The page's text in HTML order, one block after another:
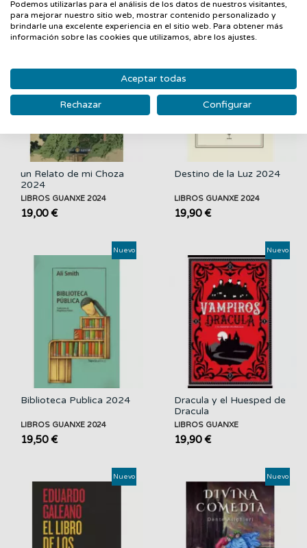
un Relato de mi Choza
2024
LIBROS GUANXE 2024
19,00 €
Nuevo
Destino de la Luz 2024
LIBROS GUANXE 2024
19,90 €
Nuevo
Biblioteca Publica 2024
LIBROS GUANXE 2024
19,50 €
Nuevo
Dracula y el Huesped de
Dracula
LIBROS GUANXE
19,90 €
Nuevo
Nuevo Nuevo
Podemos utilizarlas para el análisis de los datos de nuestros visitantes,
para mejorar nuestro sitio web, mostrar contenido personalizado y
brindarle una excelente experiencia en el sitio web. Para obtener más
información sobre las cookies que utilizamos, abre los ajustes.
Aceptar todas
Rechazar Configurar